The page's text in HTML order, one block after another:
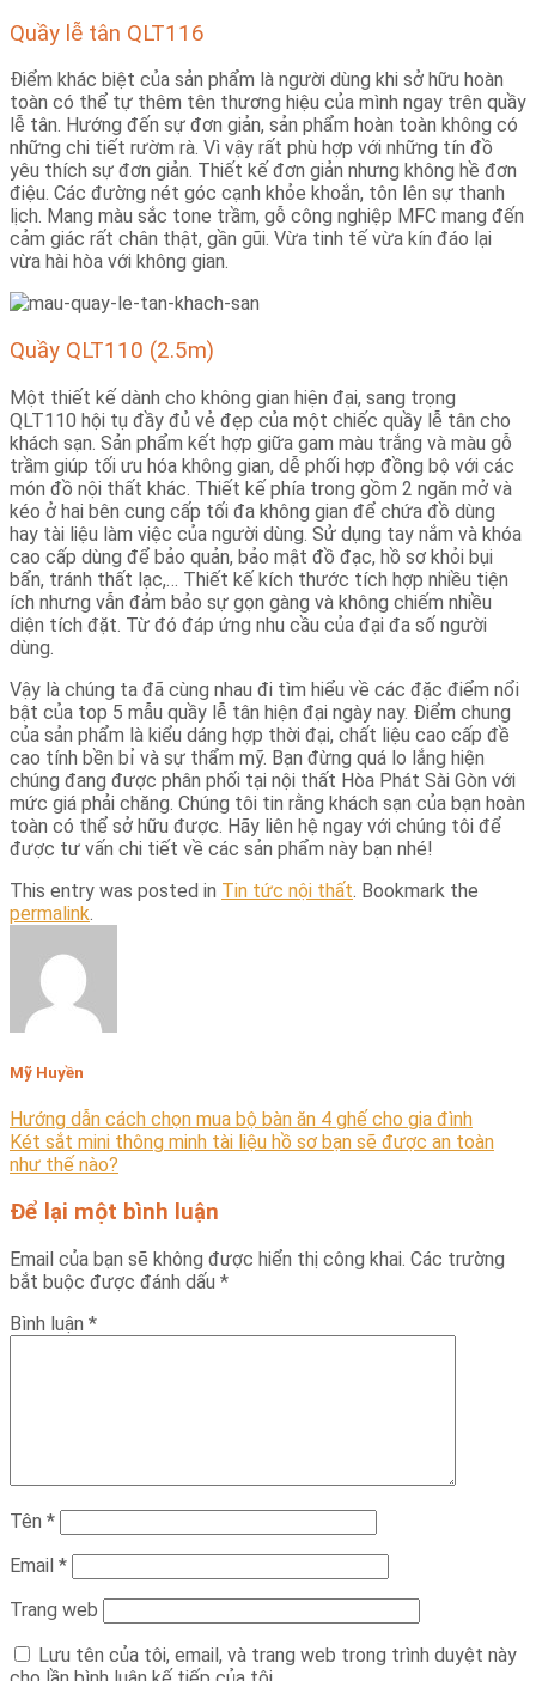
Quầy lễ tân QLT116
Điểm khác biệt của sản phẩm là người dùng khi sở hữu hoàn
toàn có thể tự thêm tên thương hiệu của mình ngay trên quầy
lễ tân. Hướng đến sự đơn giản, sản phẩm hoàn toàn không có
những chi tiết rườm rà. Vì vậy rất phù hợp với những tín đồ
yêu thích sự đơn giản. Thiết kế đơn giản nhưng không hề đơn
điệu. Các đường nét góc cạnh khỏe khoắn, tôn lên sự thanh
lịch. Mang màu sắc tone trầm, gỗ công nghiệp MFC mang đến
cảm giác rất chân thật, gần gũi. Vừa tinh tế vừa kín đáo lại
vừa hài hòa với không gian.
Quầy QLT110 (2.5m)
Một thiết kế dành cho không gian hiện đại, sang trọng
QLT110 hội tụ đầy đủ vẻ đẹp của một chiếc quầy lễ tân cho
khách sạn. Sản phẩm kết hợp giữa gam màu trắng và màu gỗ
trầm giúp tối ưu hóa không gian, dễ phối hợp đồng bộ với các
món đồ nội thất khác. Thiết kế phía trong gồm 2 ngăn mở và
kéo ở hai bên cung cấp tối đa không gian để chứa đồ dùng
hay tài liệu làm việc của người dùng. Sử dụng tay nắm và khóa
cao cấp dùng để bảo quản, bảo mật đồ đạc, hồ sơ khỏi bụi
bẩn, tránh thất lạc,… Thiết kế kích thước tích hợp nhiều tiện
ích nhưng vẫn đảm bảo sự gọn gàng và không chiếm nhiều
diện tích đặt. Từ đó đáp ứng nhu cầu của đại đa số người
dùng.
Vậy là chúng ta đã cùng nhau đi tìm hiểu về các đặc điểm nổi
bật của top 5 mẫu quầy lễ tân hiện đại ngày nay. Điểm chung
của sản phẩm là kiểu dáng hợp thời đại, chất liệu cao cấp đề
cao tính bền bỉ và sự thẩm mỹ. Bạn đừng quá lo lắng hiện
chúng đang được phân phối tại nội thất Hòa Phát Sài Gòn với
mức giá phải chăng. Chúng tôi tin rằng khách sạn của bạn hoàn
toàn có thể sở hữu được. Hãy liên hệ ngay với chúng tôi để
được tư vấn chi tiết về các sản phẩm này bạn nhé!
This entry was posted in Tin tức nội thất. Bookmark the
permalink.
Mỹ Huyền
Hướng dẫn cách chọn mua bộ bàn ăn 4 ghế cho gia đình
Két sắt mini thông minh tài liệu hồ sơ bạn sẽ được an toàn
như thế nào?
Để lại một bình luận
Email của bạn sẽ không được hiển thị công khai. Các trường
bắt buộc được đánh dấu *
Bình luận *
Tên *
Email *
Trang web
Lưu tên của tôi, email, và trang web trong trình duyệt này